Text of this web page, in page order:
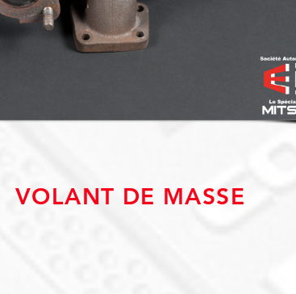
VOLANT DE MASSE